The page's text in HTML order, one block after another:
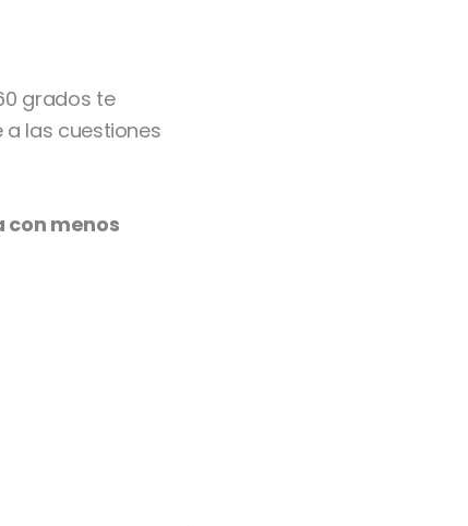
grados te
las cuestiones
con menos